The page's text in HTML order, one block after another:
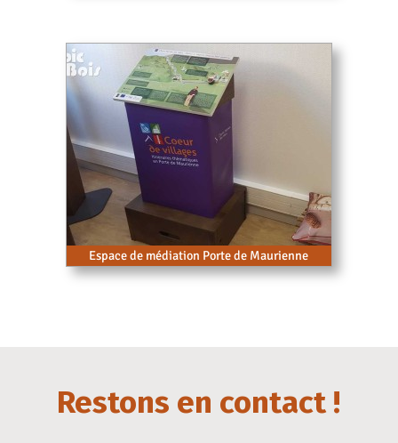
Espace de médiation Porte de Maurienne
Restons en contact !